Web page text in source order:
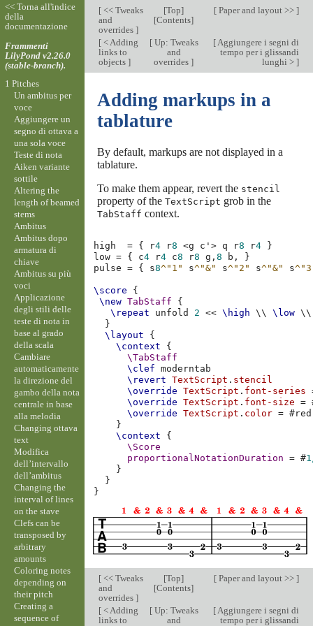
[<< Tweaks
and
overrides ]
[Top]
[Contents]
[Paper and layout >> ]
[< Adding
links to
objects ]
[Up: Tweaks
and
overrides]
[Aggiungere i segni di
tempo per i glissandi
lunghi > ]
Adding markups in a
tablature
By default, markups are not displayed in a
tablature.
To make them appear, revert the stencil
property of the TextScript grob in the
TabStaff context.
high = { r4 r8 <g c'> q r8 r4
}
low = { c4 r4 c8 r8 g,8 b,
}
pulse
= { s8^"1" s^"&" s^"2" s^"&" s
\score
{
\new TabStaff
{
\repeat
unfold 2 << \high \\ \low \\
}
\layout
{
\context
{
\TabStaff
\clef
moderntab
\revert
TextScript . stencil
\override
TextScript . font-series
\override
TextScript . font-size =
\override
TextScript . color = #red
}
\context
{
\Score
proportionalNotationDuration
= #
}
}
}
[<< Tweaks
and
overrides ]
[Top]
[Contents]
[Paper and layout >> ]
[< Adding
links to
[Up: Tweaks
and
[Aggiungere i segni di
tempo per i glissandi
<< Torna all'indice
della
documentazione
Frammenti
LilyPond v2.26.0
(stable-branch).
1 Pitches
Un ambitus per
voce
Aggiungere un
segno di ottava a
una sola voce
Teste di nota
Aiken variante
sottile
Altering the
length of beamed
stems
Ambitus
Ambitus dopo
armatura di
chiave
Ambitus su più
voci
Applicazione
degli stili delle
teste di nota in
base al grado
della scala
Cambiare
automaticamente
la direzione del
gambo della nota
centrale in base
alla melodia
Changing ottava
text
Modifica
dell’intervallo
dell’ambitus
Changing the
interval of lines
on the stave
Clefs can be
transposed by
arbitrary
amounts
Coloring notes
depending on
their pitch
Creating a
sequence of